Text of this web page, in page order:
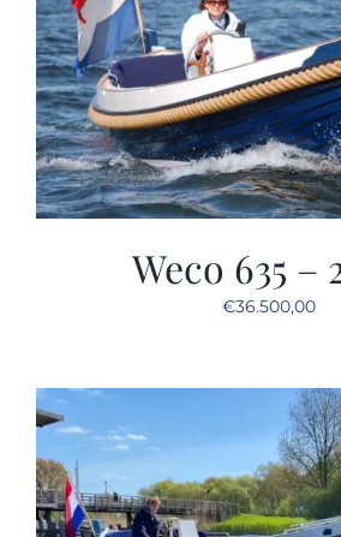
Weco 635 –
€36.500,00